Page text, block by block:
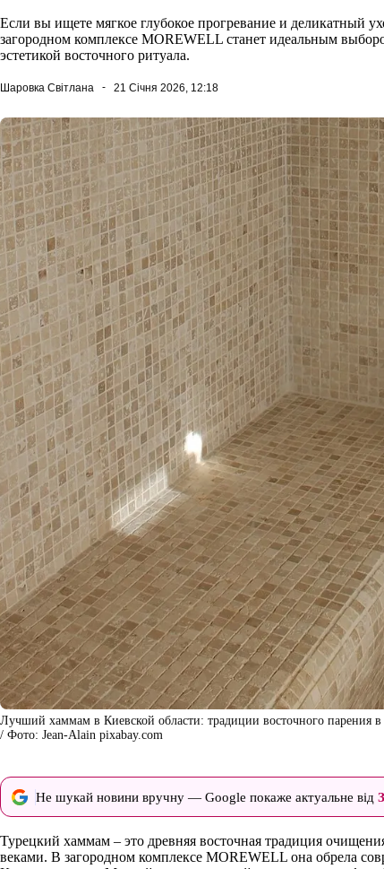
Если вы ищете мягкое глубокое прогревание и деликатный
загородном комплексе MOREWELL станет идеальным
эстетикой восточного ритуала.
Шаровка Світлана 21 Січня 2026, 12:18
Лучший хаммам в Киевской области: традиции восточного парения
/ Фото: Jean-Alain pixabay.com
Не шукай новини вручну — Google покаже актуальне від
Турецкий хаммам – это древняя восточная традиция
веками. В загородном комплексе MOREWELL она обрела